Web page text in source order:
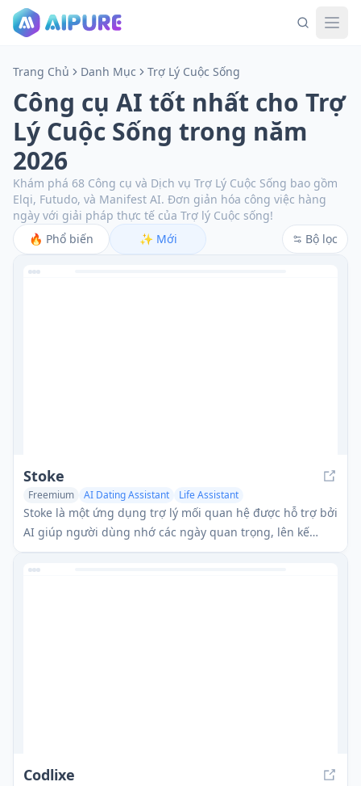
Trang Chủ Danh Mục Trợ Lý Cuộc Sống
Công cụ AI tốt nhất cho Trợ
Lý Cuộc Sống trong năm
2026
Khám phá 68 Công cụ và Dịch vụ Trợ Lý Cuộc Sống bao gồm
Elqi, Futudo, và Manifest AI. Đơn giản hóa công việc hàng
ngày với giải pháp thực tế của Trợ lý Cuộc sống!
🔥 Phổ biến ✨ Mới Bộ lọc
Stoke
Freemium AI Dating Assistant Life Assistant
Stoke là một ứng dụng trợ lý mối quan hệ được hỗ trợ bởi
AI giúp người dùng nhớ các ngày quan trọng, lên kế
hoạch bất ngờ, đặt mục tiêu và cải thiện các mối quan hệ
lãng mạn.
Codlixe